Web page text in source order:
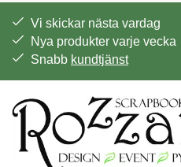
Vi skickar nästa vardag
Nya produkter varje vecka
Snabb kundtjänst